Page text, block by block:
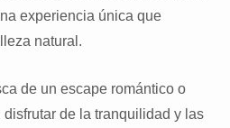
experiencia única que
natural.
de un escape romántico o
de la tranquilidad y las